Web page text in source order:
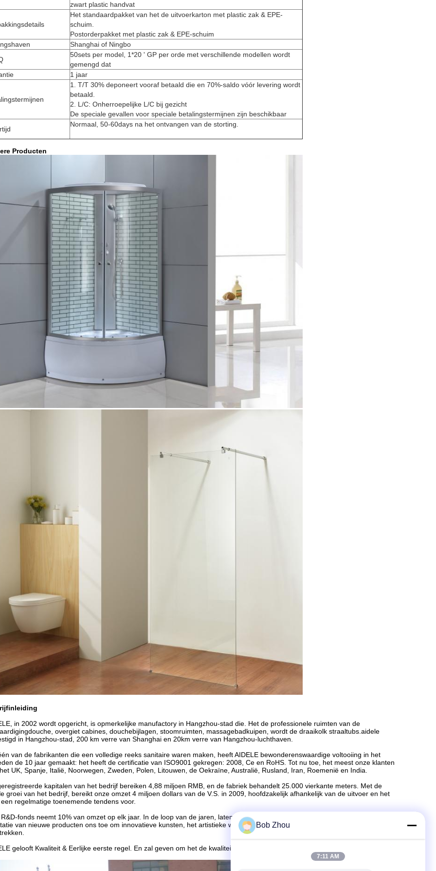
zwart plastic handvat
Het standaardpakket van het de uitvoerkarton met plastic zak & EPE-
schuim.
Postorderpakket met plastic zak & EPE-schuim
Shanghai of Ningbo
50sets per model, 1*20 ' GP per orde met verschillende modellen wordt
gemengd dat
1 jaar
1. T/T 30% deponeert vooraf betaald die en 70%-saldo vóór levering wordt
betaald.
2. L/C: Onherroepelijke L/C bij gezicht
De speciale gevallen voor speciale betalingstermijnen zijn beschikbaar
Normaal, 50-60days na het ontvangen van de storting.
Producten
in 2002 wordt opgericht, is opmerkelijke manufactory in Hangzhou-stad die. Het de professionele ruimten van de
overgiet cabines, douchebijlagen, stoomruimten, massagebadkuipen, wordt de draaikolk straaltubs.aidele
in Hangzhou-stad, 200 km verre van Shanghai en 20km verre van Hangzhou-luchthaven.
van de fabrikanten die een volledige reeks sanitaire waren maken, heeft AIDELE bewonderenswaardige voltooiing in het
de 10 jaar gemaakt: het heeft de certificatie van ISO9001 gekregen: 2008, Ce en RoHS. Tot nu toe, het meest onze klanten
UK, Spanje, Italië, Noorwegen, Zweden, Polen, Litouwen, de Oekraïne, Australië, Rusland, Iran, Roemenië en India.
kapitalen van het bedrijf bereiken 4,88 miljoen RMB, en de fabriek behandelt 25.000 vierkante meters. Met de
groei van het bedrijf, bereikt onze omzet 4 miljoen dollars van de V.S. in 2009, hoofdzakelijk afhankelijk van de uitvoer en het
regelmatige toenemende tendens voor.
fonds neemt 10% van omzet op elk jaar. In de loop van de jaren, laten onze unieke ontwerp en beroepservaring in de
van nieuwe producten ons toe om innovatieve kunsten, het artistieke werk van hoogte - kwaliteitsproducten aan klanten te
gelooft Kwaliteit & Eerlijke eerste regel. En zal geven om het de kwaliteitsleven en gezondheid samen met klanten.
Bob Zhou
7:11 AM